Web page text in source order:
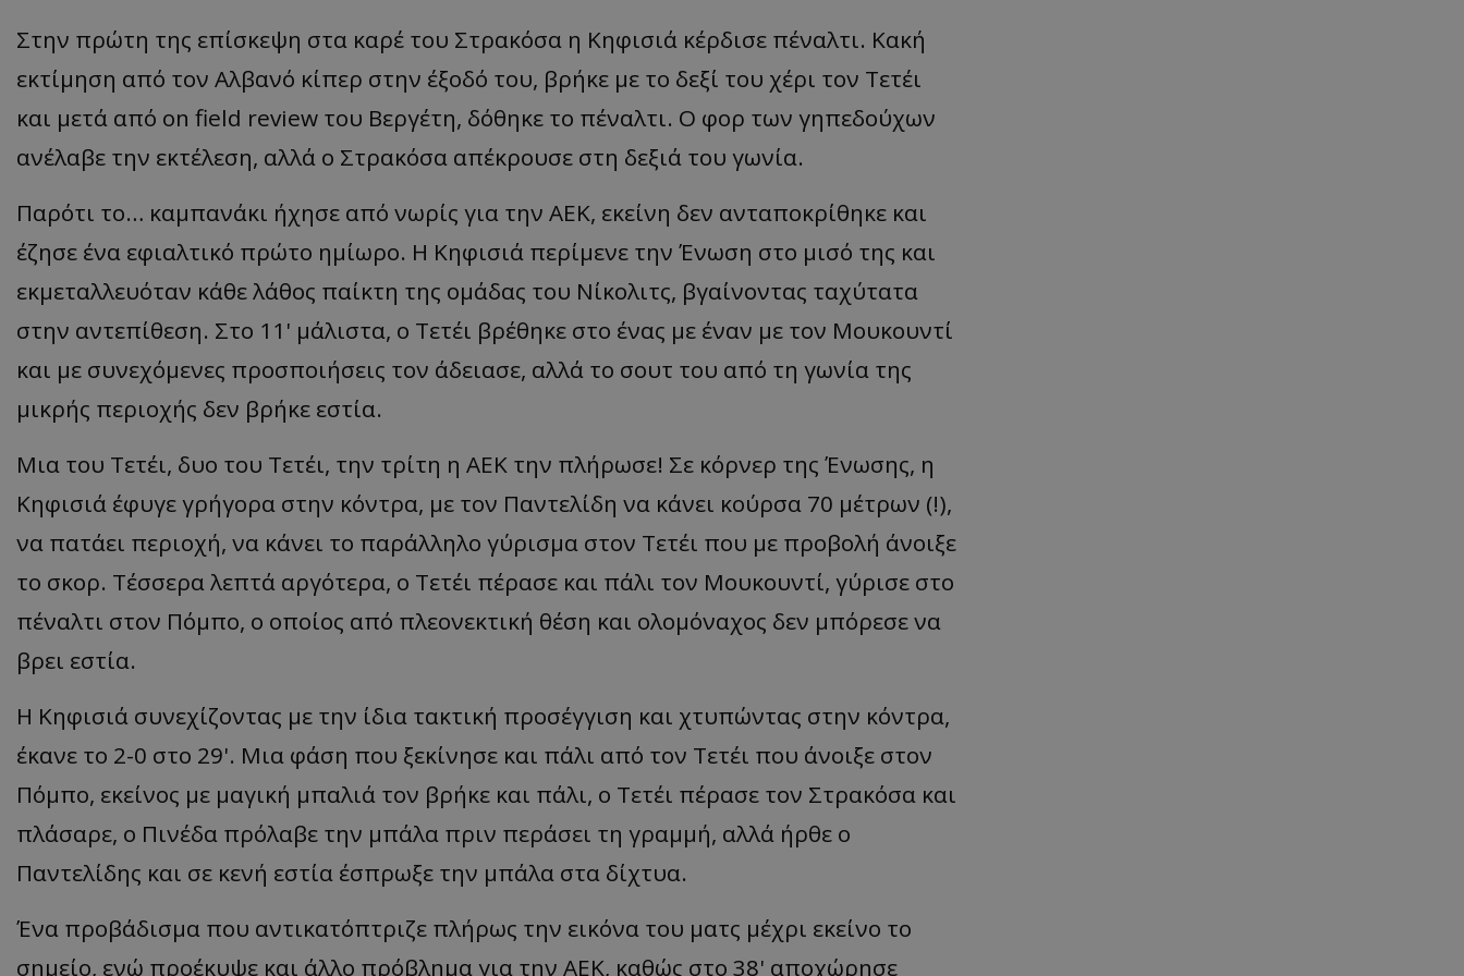
Στην πρώτη της επίσκεψη στα καρέ του Στρακόσα η Κηφισιά κέρδισε πέναλτι. Κακή
εκτίμηση από τον Αλβανό κίπερ στην έξοδό του, βρήκε με το δεξί του χέρι τον Τετέι
και μετά από on field review του Βεργέτη, δόθηκε το πέναλτι. Ο φορ των γηπεδούχων
ανέλαβε την εκτέλεση, αλλά ο Στρακόσα απέκρουσε στη δεξιά του γωνία.
Παρότι το… καμπανάκι ήχησε από νωρίς για την ΑΕΚ, εκείνη δεν ανταποκρίθηκε και
έζησε ένα εφιαλτικό πρώτο ημίωρο. Η Κηφισιά περίμενε την Ένωση στο μισό της και
εκμεταλλευόταν κάθε λάθος παίκτη της ομάδας του Νίκολιτς, βγαίνοντας ταχύτατα
στην αντεπίθεση. Στο 11' μάλιστα, ο Τετέι βρέθηκε στο ένας με έναν με τον Μουκουντί
και με συνεχόμενες προσποιήσεις τον άδειασε, αλλά το σουτ του από τη γωνία της
μικρής περιοχής δεν βρήκε εστία.
Μια του Τετέι, δυο του Τετέι, την τρίτη η ΑΕΚ την πλήρωσε! Σε κόρνερ της Ένωσης, η
Κηφισιά έφυγε γρήγορα στην κόντρα, με τον Παντελίδη να κάνει κούρσα 70 μέτρων (!),
να πατάει περιοχή, να κάνει το παράλληλο γύρισμα στον Τετέι που με προβολή άνοιξε
το σκορ. Τέσσερα λεπτά αργότερα, ο Τετέι πέρασε και πάλι τον Μουκουντί, γύρισε στο
πέναλτι στον Πόμπο, ο οποίος από πλεονεκτική θέση και ολομόναχος δεν μπόρεσε να
βρει εστία.
Η Κηφισιά συνεχίζοντας με την ίδια τακτική προσέγγιση και χτυπώντας στην κόντρα,
έκανε το 2-0 στο 29'. Μια φάση που ξεκίνησε και πάλι από τον Τετέι που άνοιξε στον
Πόμπο, εκείνος με μαγική μπαλιά τον βρήκε και πάλι, ο Τετέι πέρασε τον Στρακόσα και
πλάσαρε, ο Πινέδα πρόλαβε την μπάλα πριν περάσει τη γραμμή, αλλά ήρθε ο
Παντελίδης και σε κενή εστία έσπρωξε την μπάλα στα δίχτυα.
Ένα προβάδισμα που αντικατόπτριζε πλήρως την εικόνα του ματς μέχρι εκείνο το
σημείο, ενώ προέκυψε και άλλο πρόβλημα για την ΑΕΚ, καθώς στο 38' αποχώρησε